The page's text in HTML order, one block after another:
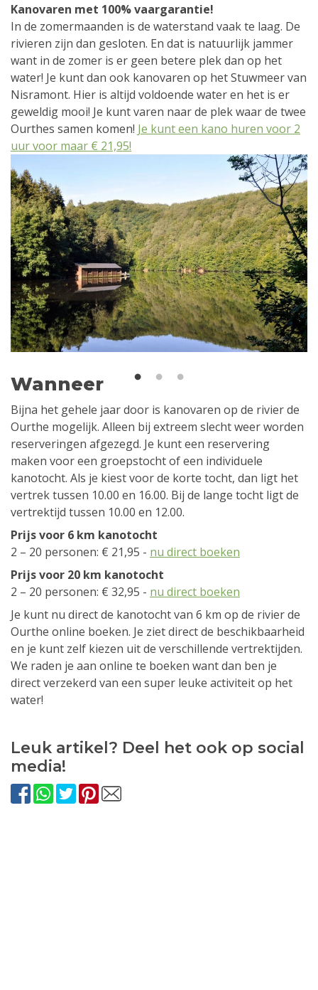
Kanovaren met 100% vaargarantie!
In de zomermaanden is de waterstand vaak te laag. De
rivieren zijn dan gesloten. En dat is natuurlijk jammer
want in de zomer is er geen betere plek dan op het
water! Je kunt dan ook kanovaren op het Stuwmeer van
Nisramont. Hier is altijd voldoende water en het is er
geweldig mooi! Je kunt varen naar de plek waar de twee
Ourthes samen komen! Je kunt een kano huren voor 2
uur voor maar € 21,95!
1 2 3
Wanneer
Bijna het gehele jaar door is kanovaren op de rivier de
Ourthe mogelijk. Alleen bij extreem slecht weer worden
reserveringen afgezegd. Je kunt een reservering
maken voor een groepstocht of een individuele
kanotocht. Als je kiest voor de korte tocht, dan ligt het
vertrek tussen 10.00 en 16.00. Bij de lange tocht ligt de
vertrektijd tussen 10.00 en 12.00.
Prijs voor 6 km kanotocht
2 – 20 personen: € 21,95 - nu direct boeken
Prijs voor 20 km kanotocht
2 – 20 personen: € 32,95 - nu direct boeken
Je kunt nu direct de kanotocht van 6 km op de rivier de
Ourthe online boeken. Je ziet direct de beschikbaarheid
en je kunt zelf kiezen uit de verschillende vertrektijden.
We raden je aan online te boeken want dan ben je
direct verzekerd van een super leuke activiteit op het
water!
Leuk artikel? Deel het ook op social
media!